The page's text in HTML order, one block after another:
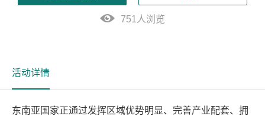
751人浏览
活动详情
东南亚国家正通过发挥区域优势明显、完善产业配套、拥